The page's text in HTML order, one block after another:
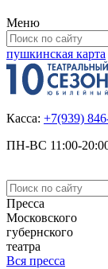
Меню
пушкинская карта
Касса: +7(939)
ПН-ВС 11:00-
Пресса
Московского
губернского
театра
Вся пресса